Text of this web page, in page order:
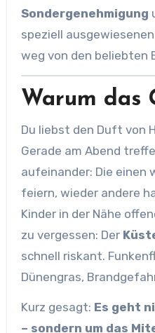
Sondergenehmigung
speziell
weg von den beliebten
Warum das
Du liebst den Duft von
Gerade am Abend
aufeinander: Die einen
feiern, wieder andere
Kinder in der Nähe
zu vergessen: Der
schnell riskant.
Dünengras,
Kurz gesagt: Es geht
– sondern um das